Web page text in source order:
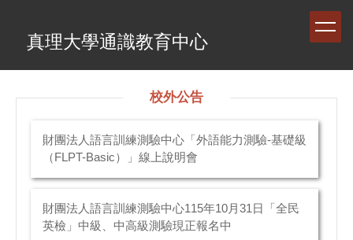
真理大學通識教育中心
校外公告
財團法人語言訓練測驗中心「外語能力測驗-基礎級
（FLPT-Basic）」線上說明會
財團法人語言訓練測驗中心115年10月31日「全民
英檢」中級、中高級測驗現正報名中